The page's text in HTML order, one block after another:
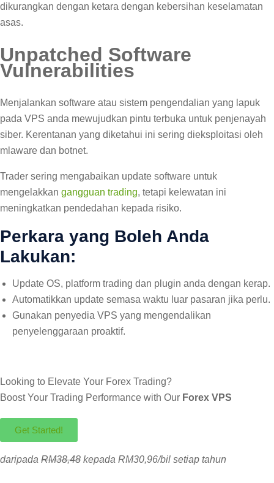
dikurangkan dengan ketara dengan kebersihan keselamatan
asas.
Unpatched Software
Vulnerabilities
Menjalankan software atau sistem pengendalian yang lapuk
pada VPS anda mewujudkan pintu terbuka untuk penjenayah
siber. Kerentanan yang diketahui ini sering dieksploitasi oleh
mlaware dan botnet.
Trader sering mengabaikan update software untuk
mengelakkan gangguan trading, tetapi kelewatan ini
meningkatkan pendedahan kepada risiko.
Perkara yang Boleh Anda
Lakukan:
Update OS, platform trading dan plugin anda dengan kerap.
Automatikkan update semasa waktu luar pasaran jika perlu.
Gunakan penyedia VPS yang mengendalikan
penyelenggaraan proaktif.
Looking to Elevate Your Forex Trading?
Boost Your Trading Performance with Our Forex VPS
Get Started!
daripada RM38,48 kepada RM30,96/bil setiap tahun